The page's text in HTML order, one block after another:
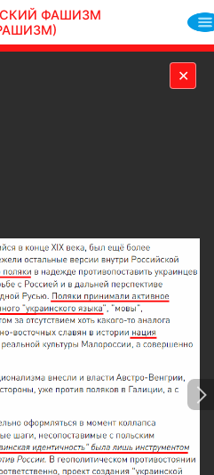
ФАШИЗМ
✕